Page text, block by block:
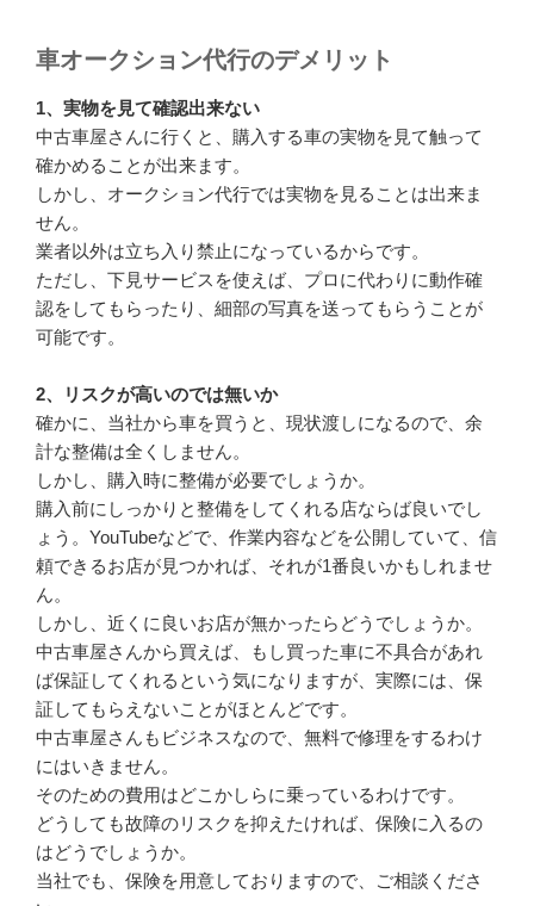
車オークション代行のデメリット
1、実物を見て確認出来ない
中古車屋さんに行くと、購入する車の実物を見て触って
確かめることが出来ます。
しかし、オークション代行では実物を見ることは出来ま
せん。
業者以外は立ち入り禁止になっているからです。
ただし、下見サービスを使えば、プロに代わりに動作確
認をしてもらったり、細部の写真を送ってもらうことが
可能です。
2、リスクが高いのでは無いか
確かに、当社から車を買うと、現状渡しになるので、余
計な整備は全くしません。
しかし、購入時に整備が必要でしょうか。
購入前にしっかりと整備をしてくれる店ならば良いでし
ょう。YouTubeなどで、作業内容などを公開していて、信
頼できるお店が見つかれば、それが1番良いかもしれませ
ん。
しかし、近くに良いお店が無かったらどうでしょうか。
中古車屋さんから買えば、もし買った車に不具合があれ
ば保証してくれるという気になりますが、実際には、保
証してもらえないことがほとんどです。
中古車屋さんもビジネスなので、無料で修理をするわけ
にはいきません。
そのための費用はどこかしらに乗っているわけです。
どうしても故障のリスクを抑えたければ、保険に入るの
はどうでしょうか。
当社でも、保険を用意しておりますので、ご相談くださ